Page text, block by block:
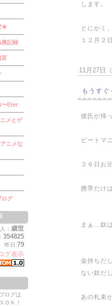
★
務記録
言
〜Eter
メとゲ
ニメな
ログ
： 歳世
354825
昨日:79
グ表示
ログは
ＯＫ！
します。
とにかく
１２月２
11月27日
もうすぐ
彼氏が帰
ビートマ
２６日お
携帯だけ
まぁ…奴
金持ちだ
ない奴
あの札束